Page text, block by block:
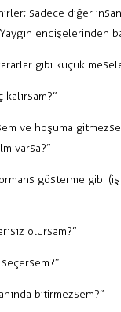
sadece diğer
endişelerinden
gibi küçük
kalırsam?”
ve hoşuma
varsa?”
gösterme gibi
olursam?”
bitirmezsem?”